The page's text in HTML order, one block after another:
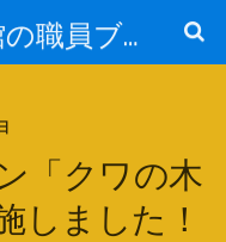
相模原市立博物館の職員ブログ
「クワの木
しました！